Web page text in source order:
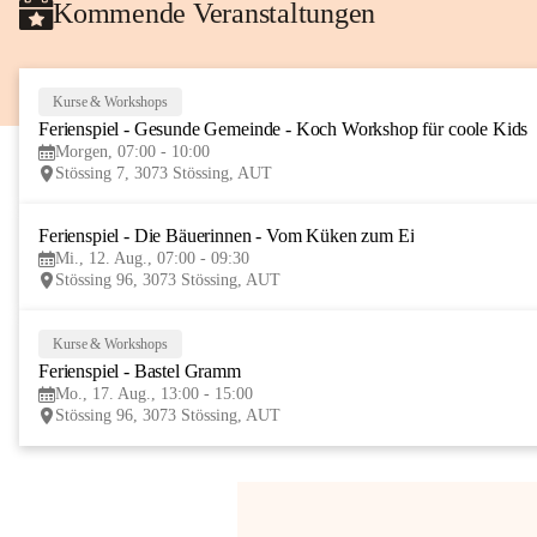
Kommende Veranstaltungen
Kurse & Workshops
Ferienspiel - Gesunde Gemeinde - Koch Workshop für coole Kids
Morgen, 07:00 - 10:00
Stössing 7, 3073 Stössing, AUT
Ferienspiel - Die Bäuerinnen - Vom Küken zum Ei
Mi., 12. Aug., 07:00 - 09:30
Stössing 96, 3073 Stössing, AUT
Kurse & Workshops
Ferienspiel - Bastel Gramm
Mo., 17. Aug., 13:00 - 15:00
Stössing 96, 3073 Stössing, AUT